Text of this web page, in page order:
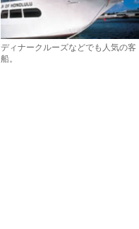
ディナークルーズなどでも人気の客
船。